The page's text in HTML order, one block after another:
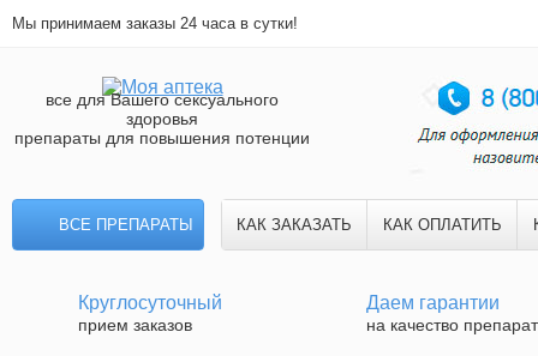
Мы принимаем заказы 24 часа в сутки!
все для Вашего сексуального
здоровья
препараты для повышения потенции
ВСЕ ПРЕПАРАТЫ КАК ЗАКАЗАТЬ КАК ОПЛАТИТЬ
Круглосуточный
прием заказов
Даем гарантии
на качество